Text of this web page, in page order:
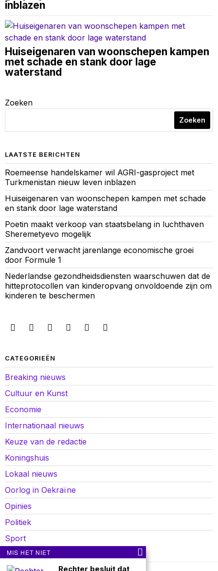
inblazen
Huiseigenaren van woonschepen kampen
met schade en stank door lage
waterstand
Zoeken
Zoeken
LAATSTE BERICHTEN
Roemeense handelskamer wil AGRI-gasproject met
Turkmenistan nieuw leven inblazen
Huiseigenaren van woonschepen kampen met schade
en stank door lage waterstand
Poetin maakt verkoop van staatsbelang in luchthaven
Sheremetyevo mogelijk
Zandvoort verwacht jarenlange economische groei
door Formule 1
Nederlandse gezondheidsdiensten waarschuwen dat de
hitteprotocollen van kinderopvang onvoldoende zijn om
kinderen te beschermen
CATEGORIEËN
Breaking nieuws
Cultuur en Kunst
Economie
Internationaal nieuws
Keuze van de redactie
Koningshuis
Lokaal nieuws
Oorlog in Oekraïne
Opinies
Politiek
Sport
MIS HET NIET
Rechter besluit dat